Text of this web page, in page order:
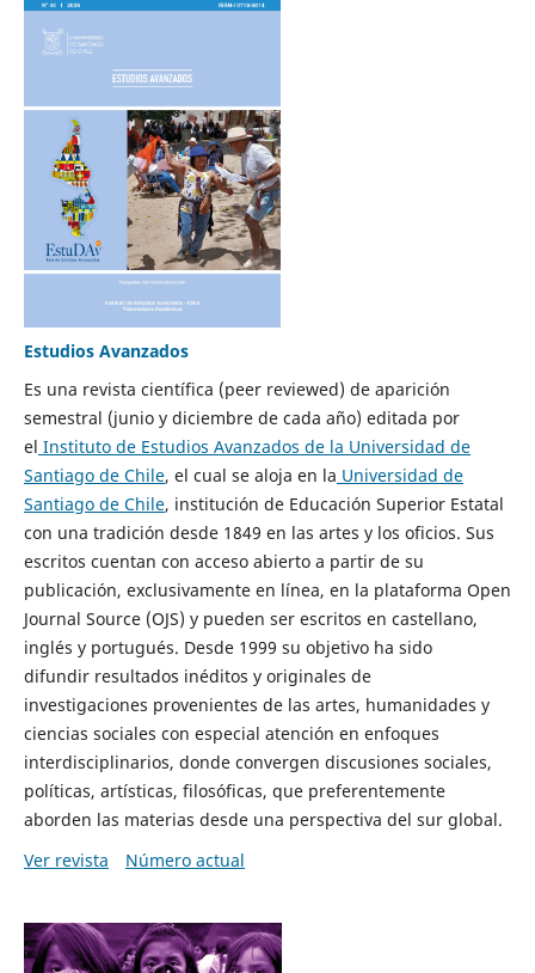
Estudios Avanzados
Es una revista científica (peer reviewed) de aparición
semestral (junio y diciembre de cada año) editada por
el Instituto de Estudios Avanzados de la Universidad de
Santiago de Chile, el cual se aloja en la Universidad de
Santiago de Chile, institución de Educación Superior Estatal
con una tradición desde 1849 en las artes y los oficios. Sus
escritos cuentan con acceso abierto a partir de su
publicación, exclusivamente en línea, en la plataforma Open
Journal Source (OJS) y pueden ser escritos en castellano,
inglés y portugués. Desde 1999 su objetivo ha sido
difundir resultados inéditos y originales de
investigaciones provenientes de las artes, humanidades y
ciencias sociales con especial atención en enfoques
interdisciplinarios, donde convergen discusiones sociales,
políticas, artísticas, filosóficas, que preferentemente
aborden las materias desde una perspectiva del sur global.
Ver revista
Número actual